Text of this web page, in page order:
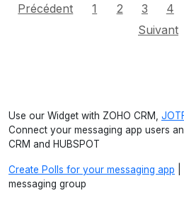
Précédent 1 2 3 4
Suivant
Use our Widget with ZOHO CRM,
Connect your messaging app users
CRM and HUBSPOT
Create Polls for your messaging app
messaging group